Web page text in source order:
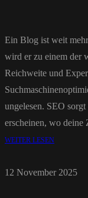
Ein Blog ist weit
wird er zu einem der
Reichweite und
ungelesen. SEO
erscheinen, wo deine
WEITER LESEN
12 November 2025